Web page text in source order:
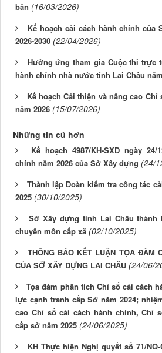
bản (16/03/2026)
Kế hoạch cải cách hành chính của
2026-2030 (22/04/2026)
Hưởng ứng tham gia Cuộc thi trực
hành chính nhà nước tỉnh Lai Châu
Kế hoạch Cải thiện và nâng cao
năm 2026 (15/07/2026)
Những tin cũ hơn
Kế hoạch 4987/KH-SXD ngày 24/
chính năm 2026 của Sở Xây dựng (24/
Thành lập Đoàn kiểm tra công tác
2025 (30/10/2025)
Sở Xây dựng tỉnh Lai Châu
chuyên môn cấp xã (02/10/2025)
THÔNG BÁO KẾT LUẬN TỌA ĐÀM
CỦA SỞ XÂY DỰNG LAI CHÂU (24/06/
Tọa đàm phân tích Chỉ số cải cách
lực cạnh tranh cấp Sở năm 2024;
cao Chỉ số cải cách hành chính, Chỉ
cấp sở năm 2025 (24/06/2025)
KH Thực hiện Nghị quyết số 71/NQ-